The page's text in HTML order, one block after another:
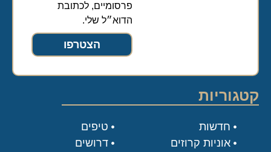
פרסומיים, לכתובת
הדוא״ל שלי.
הצטרפו
קטגוריות
טיפים
דרושים
חדשות
אוניות קרוזים